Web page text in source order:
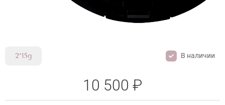
2*15g В наличии
10 500 ₽